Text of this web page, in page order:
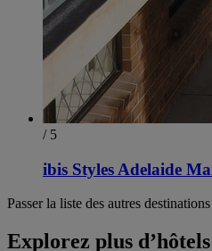
/ 5
ibis Styles Adelaide
Passer la liste des autres destinations
Explorez plus d’hôtels